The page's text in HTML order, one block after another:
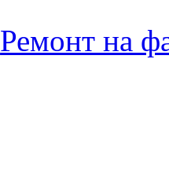
Ремонт на